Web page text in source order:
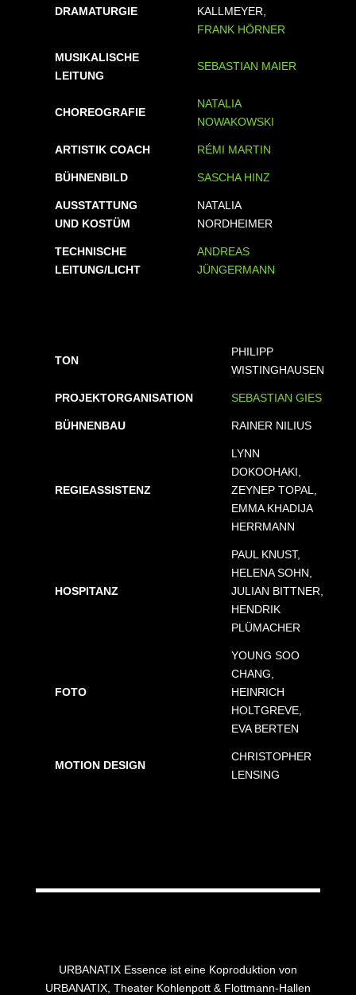
DRAMATURGIE
KALLMEYER,
FRANK HÖRNER
MUSIKALISCHE
LEITUNG
SEBASTIAN MAIER
CHOREOGRAFIE
NATALIA
NOWAKOWSKI
ARTISTIK COACH RÉMI MARTIN
BÜHNENBILD SASCHA HINZ
AUSSTATTUNG
UND KOSTÜM
NATALIA
NORDHEIMER
TECHNISCHE
LEITUNG/LICHT
ANDREAS
JÜNGERMANN
TON
PHILIPP
WISTINGHAUSEN
PROJEKTORGANISATION SEBASTIAN GIES
BÜHNENBAU RAINER NILIUS
REGIEASSISTENZ
LYNN
DOKOOHAKI,
ZEYNEP TOPAL,
EMMA KHADIJA
HERRMANN
HOSPITANZ
PAUL KNUST,
HELENA SOHN,
JULIAN BITTNER,
HENDRIK
PLÜMACHER
FOTO
YOUNG SOO
CHANG,
HEINRICH
HOLTGREVE,
EVA BERTEN
MOTION DESIGN
CHRISTOPHER
LENSING
URBANATIX Essence ist eine Koproduktion von
URBANATIX, Theater Kohlenpott & Flottmann-Hallen